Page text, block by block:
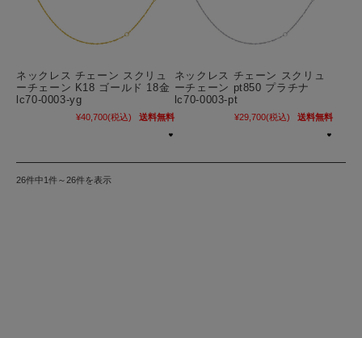
ネックレス チェーン スクリュ
ーチェーン K18 ゴールド 18金
lc70-0003-yg
¥40,700(税込) 送料無料
ネックレス チェーン スクリュ
ーチェーン pt850 プラチナ
lc70-0003-pt
¥29,700(税込) 送料無料
26件中1件～26件を表示